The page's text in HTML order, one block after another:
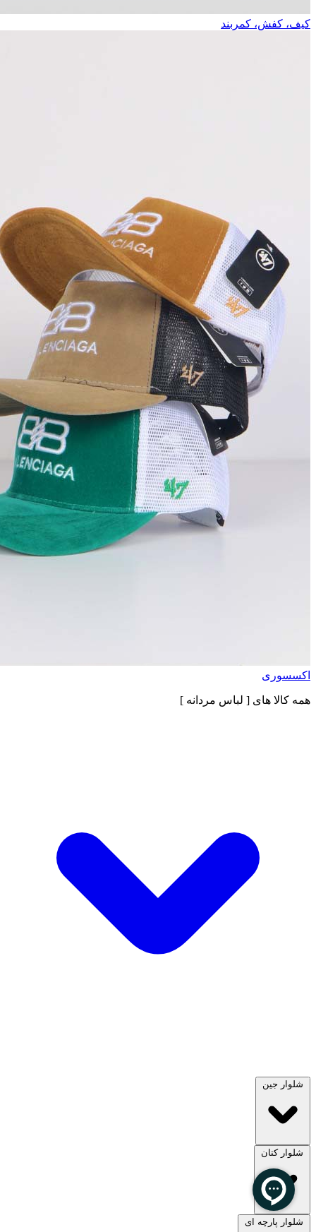
کیف، کفش، کمربند
اکسسوری
همه کالا های [ لباس مردانه ]
شلوار جین
مشاهده همه
شلوار کتان
شلوار پارچه ای